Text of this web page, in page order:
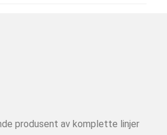
produsent av komplette linjer